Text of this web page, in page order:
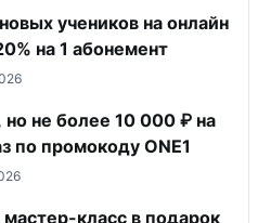
учеников на онлайн
на 1 абонемент
но не более 10 000 ₽ на
по промокоду ONE1
класс в подарок